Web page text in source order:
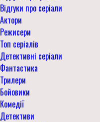
Відгуки про серіали
Актори
Режисери
Топ серіалів
Детективні серіали
Фантастика
Трилери
Бойовики
Комедії
Детективи